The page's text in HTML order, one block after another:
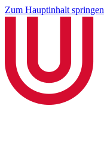
Zum Hauptinhalt springen